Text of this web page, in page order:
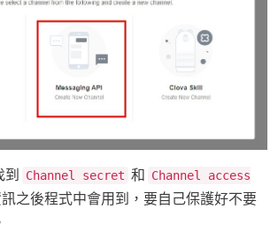
到 Channel secret 和 Channel access
訊之後程式中會用到，要自己保護好不要